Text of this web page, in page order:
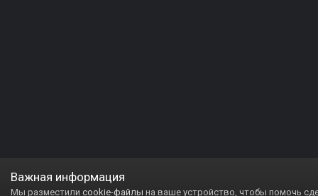
Важная информация
Мы разместили cookie-файлы на ваше устройство, чтобы помочь